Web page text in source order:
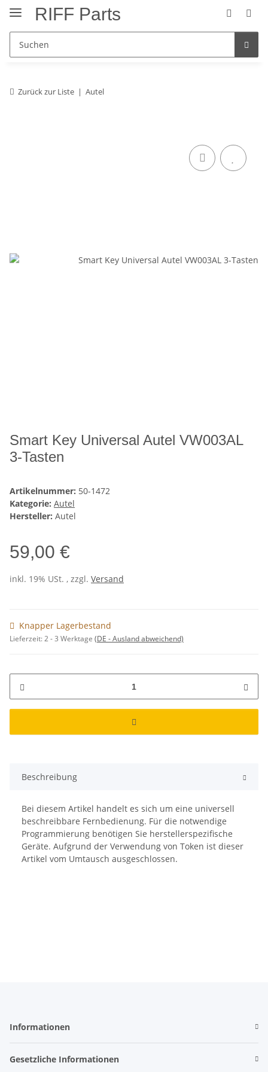
RIFF Parts
Zurück zur Liste Autel
Smart Key Universal Autel VW003AL
3-Tasten
Artikelnummer: 50-1472
Kategorie: Autel
Hersteller: Autel
59,00 €
inkl. 19% USt. , zzgl. Versand
Knapper Lagerbestand
Lieferzeit:2 - 3 Werktage (DE - Ausland abweichend)
Beschreibung
Bei diesem Artikel handelt es sich um eine universell
beschreibbare Fernbedienung. Für die notwendige
Programmierung benötigen Sie herstellerspezifische
Geräte. Aufgrund der Verwendung von Token ist dieser
Artikel vom Umtausch ausgeschlossen.
Informationen
Gesetzliche Informationen